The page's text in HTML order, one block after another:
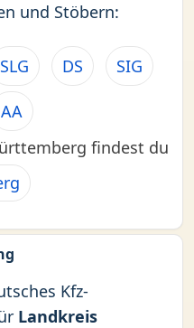
und Stöbern:
SLG DS SIG
AA
findest du
Kfz-
Landkreis